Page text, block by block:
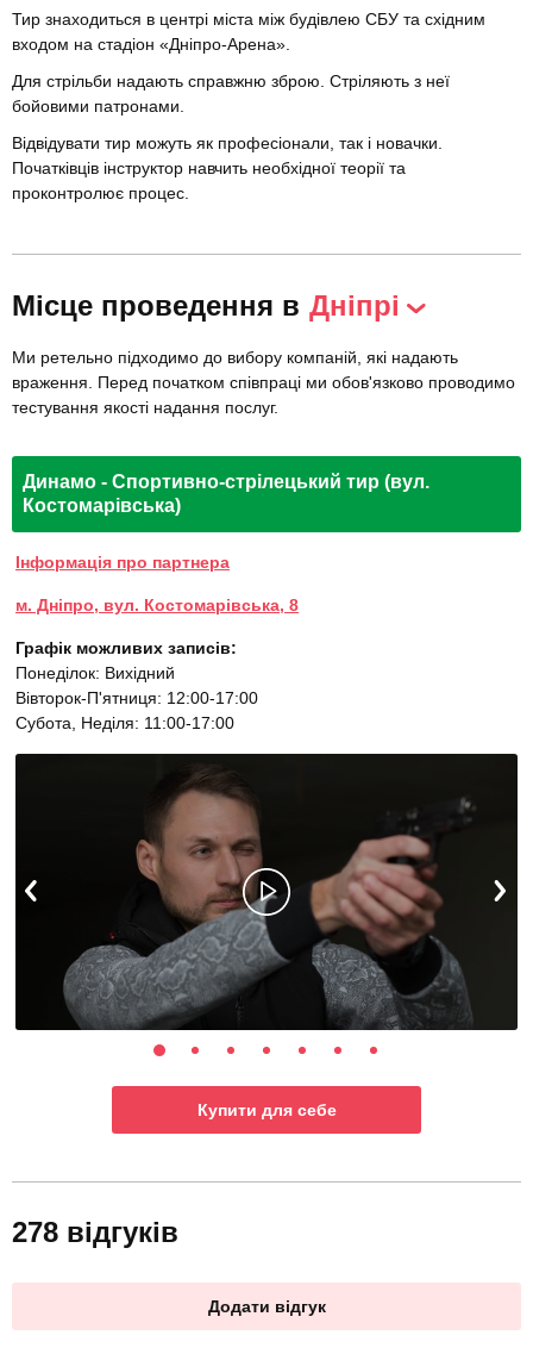
Тир знаходиться в центрі міста між будівлею СБУ та східним
входом на стадіон «Дніпро-Арена».
Для стрільби надають справжню зброю. Стріляють з неї
бойовими патронами.
Відвідувати тир можуть як професіонали, так і новачки.
Початківців інструктор навчить необхідної теорії та
проконтролює процес.
Місце проведення в Дніпрі
Ми ретельно підходимо до вибору компаній, які надають
враження. Перед початком співпраці ми обов'язково проводимо
тестування якості надання послуг.
Динамо - Спортивно-стрілецький тир (вул.
Костомарівська)
Інформація про партнера
м. Дніпро, вул. Костомарівська, 8
Графік можливих записів:
Понеділок: Вихідний
Вівторок-П'ятниця: 12:00-17:00
Субота, Неділя: 11:00-17:00
Купити для себе
278 відгуків
Додати відгук